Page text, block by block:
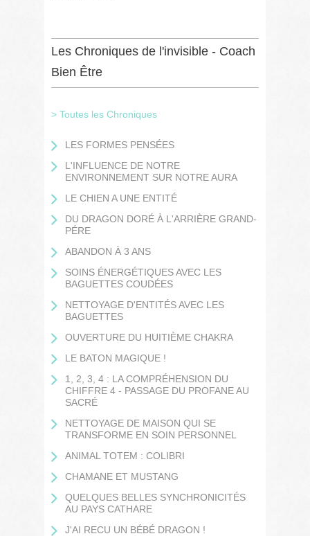
Les Chroniques de l'invisible - Coach
Bien Être
> Toutes les Chroniques
LES FORMES PENSÉES
L'INFLUENCE DE NOTRE
ENVIRONNEMENT SUR NOTRE AURA
LE CHIEN A UNE ENTITÉ
DU DRAGON DORÉ À L'ARRIÈRE GRAND-
PÉRE
ABANDON À 3 ANS
SOINS ÉNERGÉTIQUES AVEC LES
BAGUETTES COUDÉES
NETTOYAGE D'ENTITÉS AVEC LES
BAGUETTES
OUVERTURE DU HUITIÈME CHAKRA
LE BATON MAGIQUE !
1, 2, 3, 4 : LA COMPRÉHENSION DU
CHIFFRE 4 - PASSAGE DU PROFANE AU
SACRÉ
NETTOYAGE DE MAISON QUI SE
TRANSFORME EN SOIN PERSONNEL
ANIMAL TOTEM : COLIBRI
CHAMANE ET MUSTANG
QUELQUES BELLES SYNCHRONICITÉS
AU PAYS CATHARE
J'AI RECU UN BÉBÉ DRAGON !